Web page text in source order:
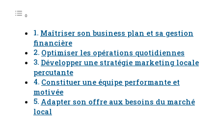
Maîtriser son business plan et sa gestion
financière
Optimiser les opérations quotidiennes
Développer une stratégie marketing locale
percutante
Constituer une équipe performante et
motivée
Adapter son offre aux besoins du marché
local